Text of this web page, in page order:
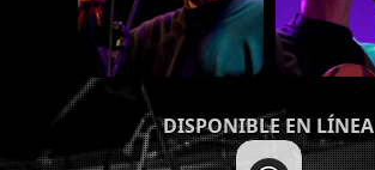
DISPONIBLE EN LÍNEA